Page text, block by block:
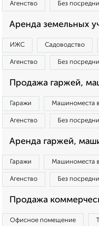
Агенство Без
Аренда земельных
ИЖС Садоводство
Агенство Без
Продажа гаржей,
Гаражи Машиноместа
Агенство Без
Аренда гаржей,
Гаражи Машиноместа
Агенство Без
Продажа
Офисное помещение